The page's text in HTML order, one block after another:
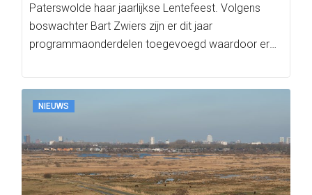
Paterswolde haar jaarlijkse Lentefeest. Volgens
boswachter Bart Zwiers zijn er dit jaar
programmaonderdelen toegevoegd waardoor er
NIEUWS